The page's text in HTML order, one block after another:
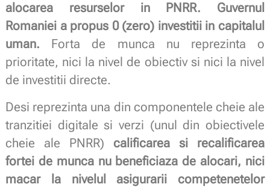
alocarea resurselor in PNRR.
Guvernul
Romaniei a propus 0 (zero) investitii in capitalul
uman. Forta de munca nu reprezinta o
prioritate, nici la nivel de obiectiv si nici la nivel
de investitii directe.
Desi reprezinta una din componentele cheie ale
tranzitiei digitale si verzi (unul din obiectivele
cheie ale PNRR) calificarea si recalificarea
fortei de munca nu beneficiaza de alocari, nici
macar la nivelul asigurarii competenetelor